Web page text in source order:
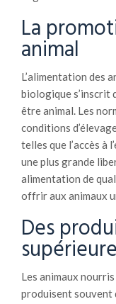
La
animal
L’alimentation des
biologique s’inscrit
être animal. Les
conditions
telles que l’accès à
une plus grande
alimentation de
offrir aux animaux
Des
supérieure
Les animaux
produisent souvent